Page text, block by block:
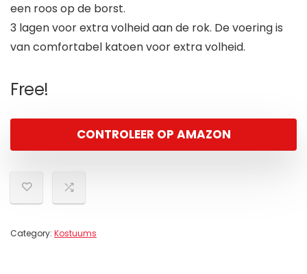
een roos op de borst.
3 lagen voor extra volheid aan de rok. De voering is
van comfortabel katoen voor extra volheid.
Free!
CONTROLEER OP AMAZON
Category: Kostuums